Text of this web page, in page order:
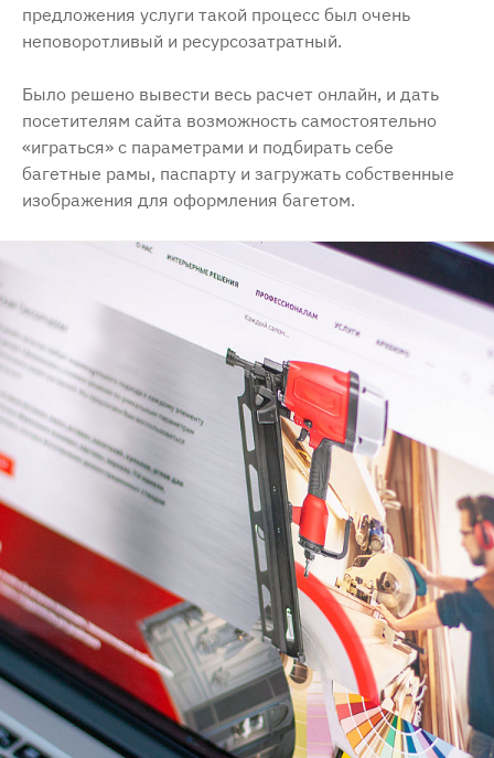
предложения услуги такой процесс был очень
неповоротливый и ресурсозатратный.
Было решено вывести весь расчет онлайн, и дать
посетителям сайта возможность самостоятельно
«играться» с параметрами и подбирать себе
багетные рамы, паспарту и загружать собственные
изображения для оформления багетом.